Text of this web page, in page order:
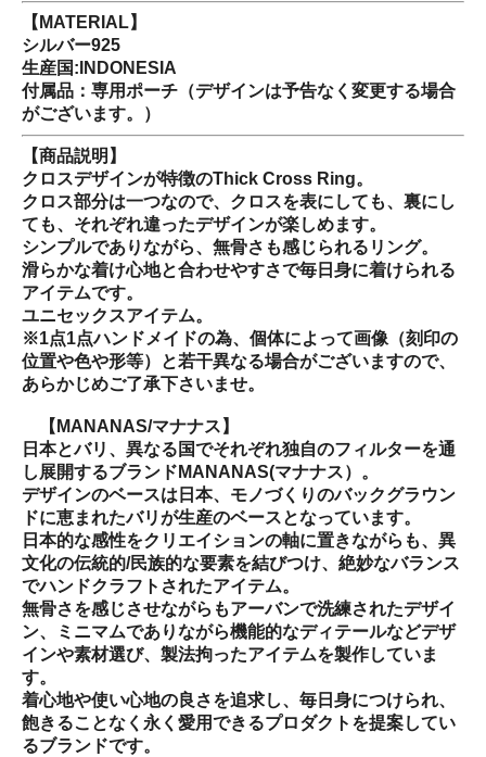
【MATERIAL】
シルバー925
生産国:INDONESIA
付属品：専用ポーチ（デザインは予告なく変更する場合
がございます。）
【商品説明】
クロスデザインが特徴のThick Cross Ring。
クロス部分は一つなので、クロスを表にしても、裏にし
ても、それぞれ違ったデザインが楽しめます。
シンプルでありながら、無骨さも感じられるリング。
滑らかな着け心地と合わせやすさで毎日身に着けられる
アイテムです。
ユニセックスアイテム。
※1点1点ハンドメイドの為、個体によって画像（刻印の
位置や色や形等）と若干異なる場合がございますので、
あらかじめご了承下さいませ。
【MANANAS/マナナス】
日本とバリ、異なる国でそれぞれ独自のフィルターを通
し展開するブランドMANANAS(マナナス）。
デザインのベースは日本、モノづくりのバックグラウン
ドに恵まれたバリが生産のベースとなっています。
日本的な感性をクリエイションの軸に置きながらも、異
文化の伝統的/民族的な要素を結びつけ、絶妙なバランス
でハンドクラフトされたアイテム。
無骨さを感じさせながらもアーバンで洗練されたデザイ
ン、ミニマムでありながら機能的なディテールなどデザ
インや素材選び、製法拘ったアイテムを製作していま
す。
着心地や使い心地の良さを追求し、毎日身につけられ、
飽きることなく永く愛用できるプロダクトを提案してい
るブランドです。